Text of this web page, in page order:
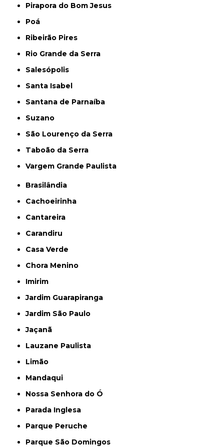
Pirapora do Bom Jesus
Poá
Ribeirão Pires
Rio Grande da Serra
Salesópolis
Santa Isabel
Santana de Parnaíba
Suzano
São Lourenço da Serra
Taboão da Serra
Vargem Grande Paulista
Brasilândia
Cachoeirinha
Cantareira
Carandiru
Casa Verde
Chora Menino
Imirim
Jardim Guarapiranga
Jardim São Paulo
Jaçanã
Lauzane Paulista
Limão
Mandaqui
Nossa Senhora do Ó
Parada Inglesa
Parque Peruche
Parque São Domingos